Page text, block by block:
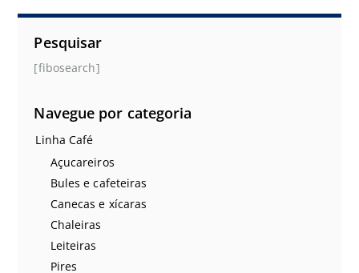
Pesquisar
[fibosearch]
Navegue por categoria
Linha Café
Açucareiros
Bules e cafeteiras
Canecas e xícaras
Chaleiras
Leiteiras
Pires